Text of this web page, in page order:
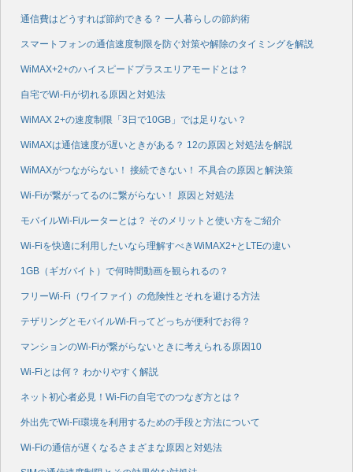
通信費はどうすれば節約できる？ 一人暮らしの節約術
スマートフォンの通信速度制限を防ぐ対策や解除のタイミングを解説
WiMAX+2+のハイスピードプラスエリアモードとは？
自宅でWi-Fiが切れる原因と対処法
WiMAX 2+の速度制限「3日で10GB」では足りない？
WiMAXは通信速度が遅いときがある？ 12の原因と対処法を解説
WiMAXがつながらない！ 接続できない！ 不具合の原因と解決策
Wi-Fiが繋がってるのに繋がらない！ 原因と対処法
モバイルWi-Fiルーターとは？ そのメリットと使い方をご紹介
Wi-Fiを快適に利用したいなら理解すべきWiMAX2+とLTEの違い
1GB（ギガバイト）で何時間動画を観られるの？
フリーWi-Fi（ワイファイ）の危険性とそれを避ける方法
テザリングとモバイルWi-Fiってどっちが便利でお得？
マンションのWi-Fiが繋がらないときに考えられる原因10
Wi-Fiとは何？ わかりやすく解説
ネット初心者必見！Wi-Fiの自宅でのつなぎ方とは？
外出先でWi-Fi環境を利用するための手段と方法について
Wi-Fiの通信が遅くなるさまざまな原因と対処法